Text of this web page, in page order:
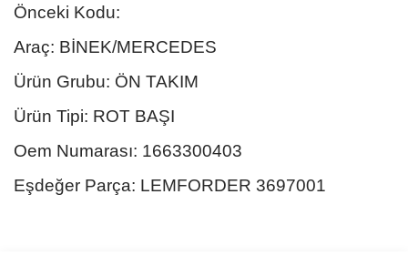
Önceki Kodu:
Araç: BİNEK/MERCEDES
Ürün Grubu: ÖN TAKIM
Ürün Tipi: ROT BAŞI
Oem Numarası: 1663300403
Eşdeğer Parça: LEMFORDER 3697001